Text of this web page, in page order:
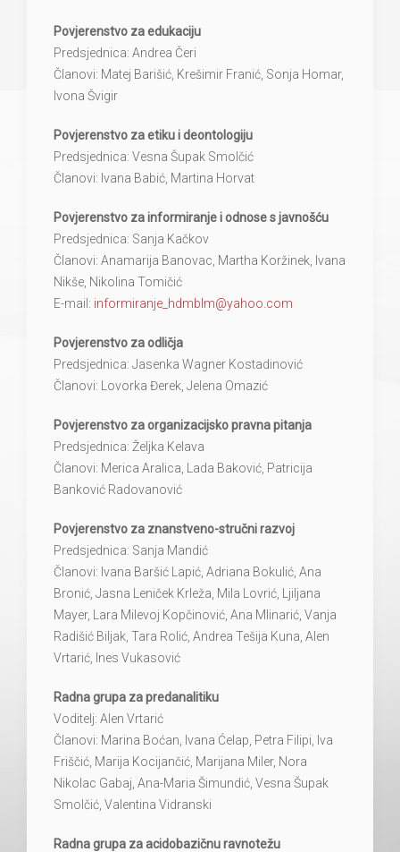
Povjerenstvo za edukaciju
Predsjednica: Andrea Čeri
Članovi: Matej Barišić, Krešimir Franić, Sonja Homar,
Ivona Švigir
Povjerenstvo za etiku i deontologiju
Predsjednica: Vesna Šupak Smolčić
Članovi: Ivana Babić, Martina Horvat
Povjerenstvo za informiranje i odnose s javnošću
Predsjednica: Sanja Kačkov
Članovi: Anamarija Banovac, Martha Koržinek, Ivana
Nikše, Nikolina Tomičić
E-mail: informiranje_hdmblm@yahoo.com
Povjerenstvo za odličja
Predsjednica: Jasenka Wagner Kostadinović
Članovi: Lovorka Đerek, Jelena Omazić
Povjerenstvo za organizacijsko pravna pitanja
Predsjednica: Željka Kelava
Članovi: Merica Aralica, Lada Baković, Patricija
Banković Radovanović
Povjerenstvo za znanstveno-stručni razvoj
Predsjednica: Sanja Mandić
Članovi: Ivana Baršić Lapić, Adriana Bokulić, Ana
Bronić, Jasna Leniček Krleža, Mila Lovrić, Ljiljana
Mayer, Lara Milevoj Kopčinović, Ana Mlinarić, Vanja
Radišić Biljak, Tara Rolić, Andrea Tešija Kuna, Alen
Vrtarić, Ines Vukasović
Radna grupa za predanalitiku
Voditelj: Alen Vrtarić
Članovi: Marina Boćan, Ivana Ćelap, Petra Filipi, Iva
Friščić, Marija Kocijančić, Marijana Miler, Nora
Nikolac Gabaj, Ana-Maria Šimundić, Vesna Šupak
Smolčić, Valentina Vidranski
Radna grupa za acidobazičnu ravnotežu